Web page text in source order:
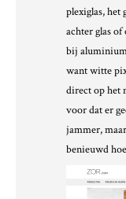
plexiglas, het
achter glas
bij
want witte
direct op het
voor dat er
jammer,
benieuwd